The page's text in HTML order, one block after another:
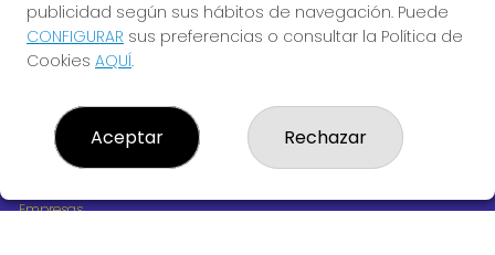
¿Quiénes somos?
Comprar lotería
Resultados
Empresas
publicidad según sus hábitos de navegación. Puede
CONFIGURAR sus preferencias o consultar la Política de
Cookies AQUÍ.
Aceptar Rechazar